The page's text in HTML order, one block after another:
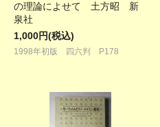
の理論によせて 土方昭 新
泉社
1,000円(税込)
1998年初版 四六判 P178